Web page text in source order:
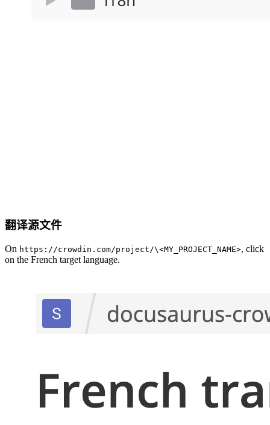
翻译源文件
On https://crowdin.com/project/\<MY_PROJECT_NAME>, click
on the French target language.